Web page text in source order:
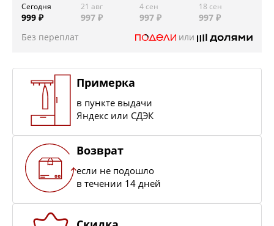
Сегодня
999 ₽
21 авг
997 ₽
4 сен
997 ₽
18 сен
997 ₽
Без переплат
или
Примерка
в пункте выдачи
Яндекс или СДЭК
Возврат
если не подошло
в течении 14 дней